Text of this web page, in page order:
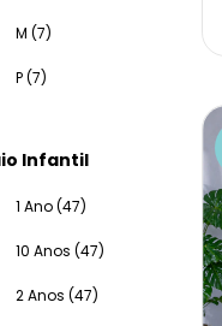
M (7)
P (7)
Infantil
1 Ano (47)
10 Anos (47)
2 Anos (47)